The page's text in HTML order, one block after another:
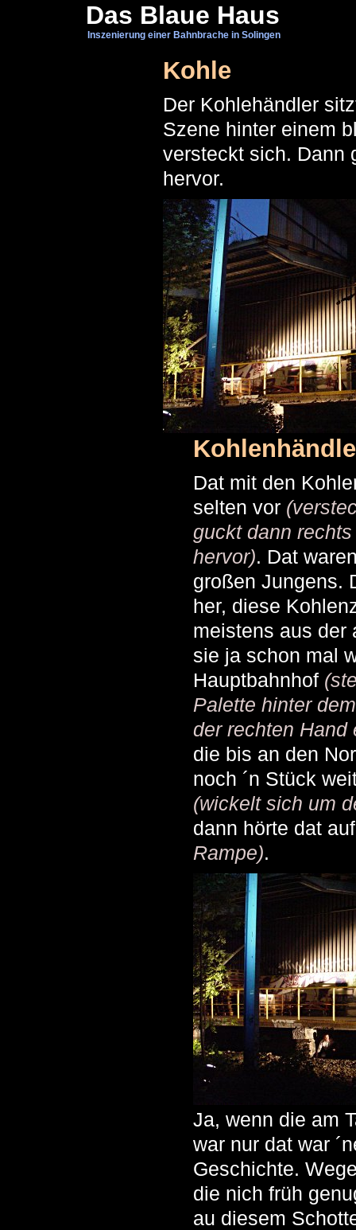
Das Blaue Haus
Inszenierung einer Bahnbrache in Solingen
Kohle
Der Kohlehändler
Szene hinter einem
versteckt sich. Dann
hervor.
Dat mit den
selten vor
guckt dann
hervor). Dat
großen Jungens.
her, diese
meistens aus der
sie ja schon mal
Hauptbahnhof
Palette hinter
der rechten Hand
die bis an den
noch ´n Stück
(wickelt sich um
dann hörte dat
Rampe).
Ja, wenn die am
war nur dat war
Geschichte.
die nich früh
au diesem